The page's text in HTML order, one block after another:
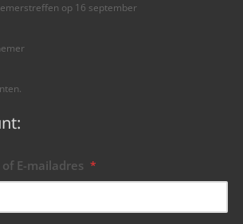
op 16 september
E-mailadres *